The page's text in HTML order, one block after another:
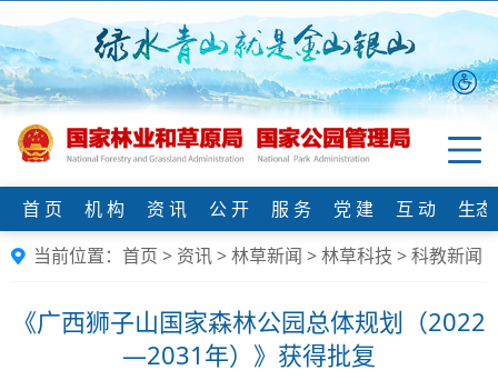
首 页 机 构 资 讯 公 开 服 务 党 建 互 动
生
当前位置： 首页 > 资讯>林草新闻 >林草科技 >科教新闻
《广西狮子山国家森林公园总体规划（2022
—2031年）》获得批复